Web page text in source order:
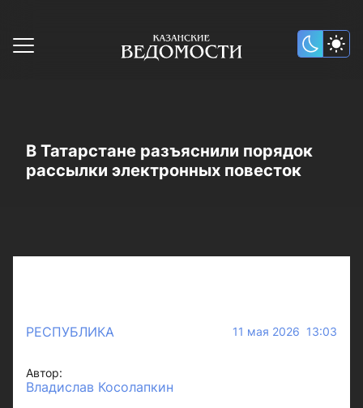
В Татарстане разъяснили порядок
рассылки электронных повесток
РЕСПУБЛИКА 11 мая 2026 13:03
Автор:
Владислав Косолапкин